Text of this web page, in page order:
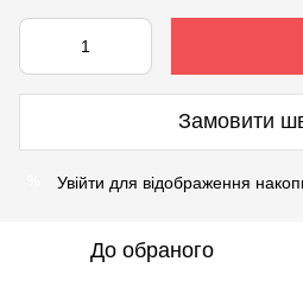
Замовити
Увійти для відображення
До обраного